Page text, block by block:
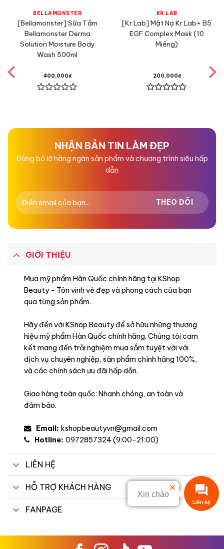
BELLAMONSTER
[Bellamonster] Sữa Tắm
Bellamonster Derma
Solution Moisture Body
Wash 500ml
400,000₫
5
KR.LAB
[Kr.Lab] Mặt Nạ Kr.Lab+ B5
EGF Complex Mask (10
Miếng)
200,000₫
5
Liên hệ
Xin chào
NHẬN BẢN TIN LÀM ĐẸP
Đừng bỏ lỡ hàng ngàn sản phẩm và chương trình siêu hấp
dẫn
GIỚI THIỆU
Mua mỹ phẩm Hàn Quốc chính hãng tại KShop
Beauty - Tôn vinh vẻ đẹp và phong cách của bạn
qua từng sản phẩm.
Hãy đến với KShop Beauty để sở hữu những thương
hiệu mỹ phẩm Hàn Quốc chính hãng. Chúng tôi cam
kết mang đến trải nghiệm mua sắm tuyệt vời với
dịch vụ chuyên nghiệp, sản phẩm chính hãng 100%,
và các chính sách ưu đãi hấp dẫn.
Giao hàng toàn quốc: Nhanh chóng, an toàn và
đảm bảo.
Email: kshopbeautyvn@gmail.com
Hotline: 0972857324 (9:00-21:00)
LIÊN HỆ
HỖ TRỢ KHÁCH HÀNG
FANPAGE